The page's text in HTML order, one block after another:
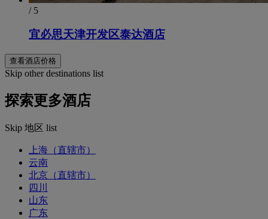
/ 5
宜必思天津开发区泰达酒店
查看酒店价格
Skip other destinations list
探索更多酒店
Skip 地区 list
上海（直辖市）
云南
北京（直辖市）
四川
山东
广东